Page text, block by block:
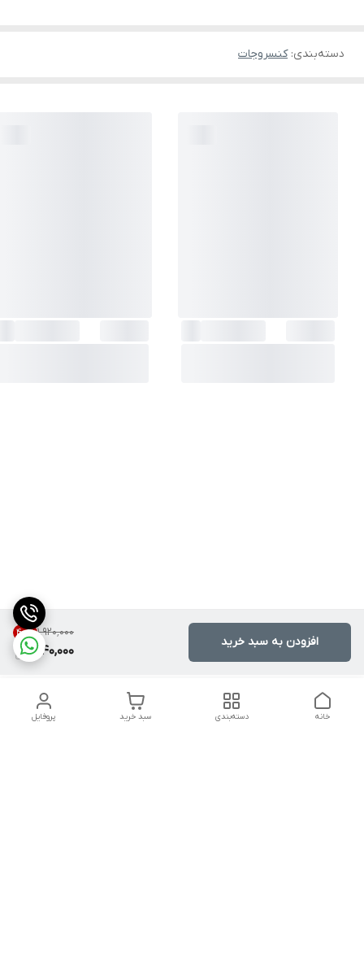
۱٬۹۲۰٬۰۰۰ 40%
1,140,000
افزودن به سبد خرید
دسته‌بندی:کنسروجات
پروفایل سبد خرید دسته‌بندی خانه